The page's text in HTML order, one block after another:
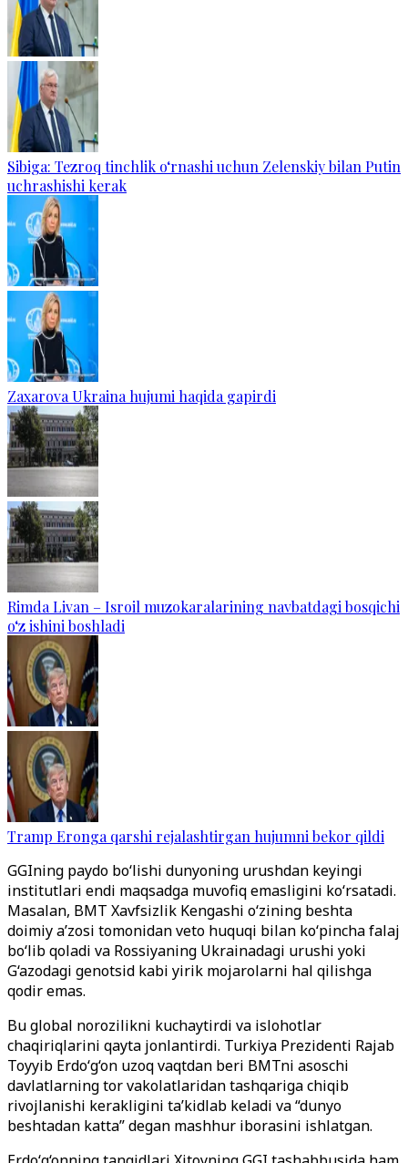
Sibiga: Tezroq tinchlik o‘rnashi uchun Zelenskiy bilan Putin
uchrashishi kerak
Zaxarova Ukraina hujumi haqida gapirdi
Rimda Livan – Isroil muzokaralarining navbatdagi bosqichi
o‘z ishini boshladi
Tramp Eronga qarshi rejalashtirgan hujumni bekor qildi
GGIning paydo bo‘lishi dunyoning urushdan keyingi
institutlari endi maqsadga muvofiq emasligini ko‘rsatadi.
Masalan, BMT Xavfsizlik Kengashi o‘zining beshta
doimiy a’zosi tomonidan veto huquqi bilan ko‘pincha falaj
bo‘lib qoladi va Rossiyaning Ukrainadagi urushi yoki
G‘azodagi genotsid kabi yirik mojarolarni hal qilishga
qodir emas.
Bu global norozilikni kuchaytirdi va islohotlar
chaqiriqlarini qayta jonlantirdi. Turkiya Prezidenti Rajab
Toyyib Erdo‘g‘on uzoq vaqtdan beri BMTni asoschi
davlatlarning tor vakolatlaridan tashqariga chiqib
rivojlanishi kerakligini ta’kidlab keladi va “dunyo
beshtadan katta” degan mashhur iborasini ishlatgan.